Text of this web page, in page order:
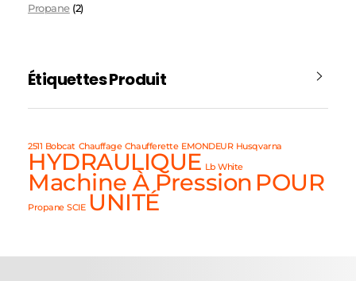
Propane (2)
Étiquettes Produit
2511 Bobcat Chauffage Chaufferette EMONDEUR Husqvarna
HYDRAULIQUE Lb White
Machine À Pression POUR
Propane SCIE UNITÉ